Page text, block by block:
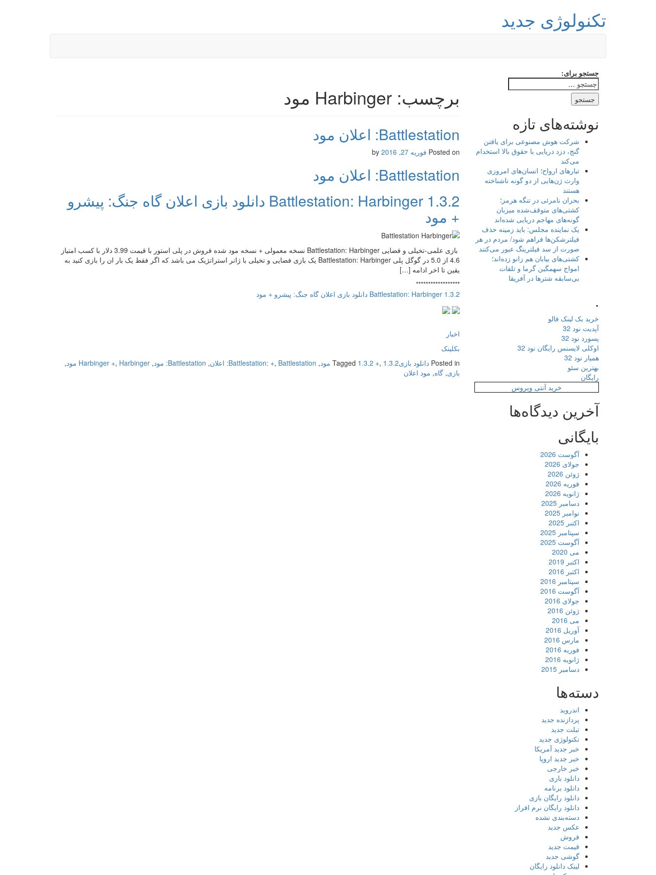
تکنولوژی جدید
برچسب: Harbinger مود
Battlestation: اعلان مود
Posted on فوریه 27, 2016
Battlestation: اعلان مود
Battlestation: Harbinger 1.3.2 دانلود بازی اعلان گاه جنگ: پیشرو
+ مود
بازی علمی-تخیلی و فضایی Battlestation: Harbinger نسخه معمولی + نسخه مود شده فروش در پلی استور با قیمت 3.99 دلار با کسب امتیاز
4.6 از 5.0 در گوگل پلی Battlestation: Harbinger یک بازی فضایی و تخیلی با ژانر استراتژیک می باشد که اگر فقط یک بار ان را بازی کنید به
یقین تا اخر ادامه […]
******************
Battlestation: Harbinger 1.3.2 دانلود بازی اعلان گاه جنگ: پیشرو + مود
اخبار
بکلینک
Posted in دانلود بازی Tagged 1.3.2 +, 1.3.2 مود ,
Battlestation: +, Battlestation: اعلان , Battlestation: مود ,
Harbinger +, Harbinger مود
,
بازی, گاه, مود اعلان
جستجو برای:
نوشته‌های تازه
شرکت هوش مصنوعی برای یافتن
گنج، دزد دریایی با حقوق بالا استخدام
می‌کند
تبارهای ارواح؛ انسان‌های امروزی
وارث ژن‌هایی از دو گونه ناشناخته
هستند
بحران نامرئی در تنگه هرمز؛
کشتی‌های متوقف‌شده میزبان
گونه‌های مهاجم دریایی شده‌اند
یک نماینده مجلس: باید زمینه حذف
فیلترشکن‌ها فراهم شود/ مردم در هر
صورت از سد فیلترینگ عبور می‌کنند
کشتی‌های بیابان هم زانو زده‌اند؛
امواج سهمگین گرما و تلفات
بی‌سابقه شترها در آفریقا
.
خرید بک لینک فالو
آپدیت نود 32
پسورد نود 32
اوکلی لایسنس رایگان نود 32
همیار نود 32
بهترین سئو
رایگان
خرید آنتی ویروس
آخرین دیدگاه‌ها
بایگانی
آگوست 2026
جولای 2026
ژوئن 2026
فوریه 2026
ژانویه 2026
دسامبر 2025
نوامبر 2025
اکتبر 2025
سپتامبر 2025
آگوست 2025
می 2020
اکتبر 2019
اکتبر 2016
سپتامبر 2016
آگوست 2016
جولای 2016
ژوئن 2016
می 2016
آوریل 2016
مارس 2016
فوریه 2016
ژانویه 2016
دسامبر 2015
دسته‌ها
اندروید
پردازنده جدید
تبلت جدید
تکنولوژی جدید
خبر جدید آمریکا
خبر جدید اروپا
خبر خارجی
دانلود بازی
دانلود برنامه
دانلود رایگان بازی
دانلود رایگان نرم افراز
دسته‌بندی نشده
عکس جدید
فروش
قیمت جدید
گوشی جدید
لینک دانلود رایگان